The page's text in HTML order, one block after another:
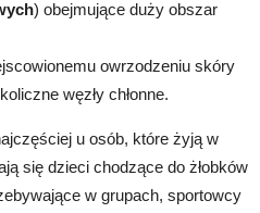
) obejmujące duży obszar
owrzodzeniu skóry
węzły chłonne.
u osób, które żyją w
się dzieci chodzące do żłobków
w grupach, sportowcy